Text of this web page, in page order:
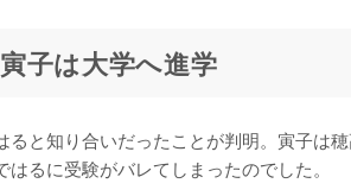
子は大学へ進学
ると知り合いだったことが判明。寅子は
るに受験がバレてしまったのでした。